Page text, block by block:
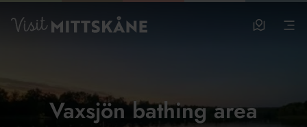
Hoppa till huvudinnehållet
Visit MittSkåne
Vaxsjön bathing area